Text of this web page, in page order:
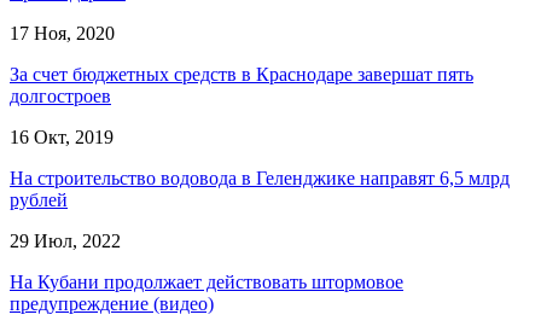
17 Ноя, 2020
За счет бюджетных средств в Краснодаре завершат пять
долгостроев
16 Окт, 2019
​На строительство водовода в Геленджике направят 6,5 млрд
рублей
29 Июл, 2022
​На Кубани продолжает действовать штормовое
предупреждение (видео)